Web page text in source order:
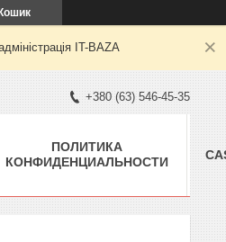
Кошик
IT-BAZA
+380 (63) 546-45-35
ПОЛИТИКА
КОНФИДЕНЦИАЛЬНОСТИ